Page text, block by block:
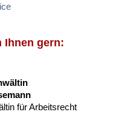
Ihnen gern:
für Arbeitsrecht